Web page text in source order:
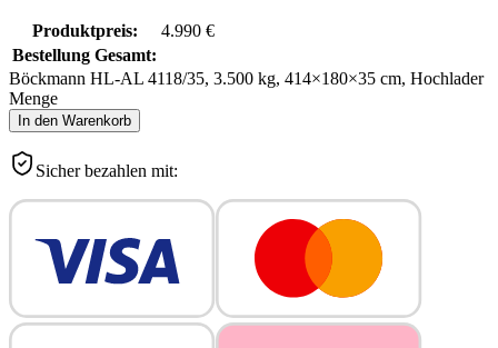
Produktpreis: 4.990 €
Bestellung Gesamt:
Böckmann HL-AL 4118/35, 3.500 kg, 414×180×35 cm, Hochlader
Menge
In den Warenkorb
Sicher bezahlen mit: